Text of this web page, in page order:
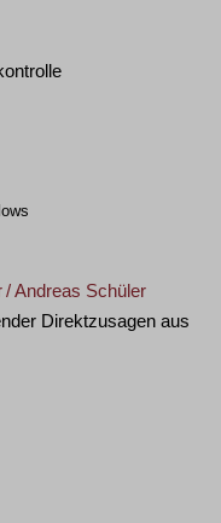
/Andreas Schüler
Direktzusagen aus